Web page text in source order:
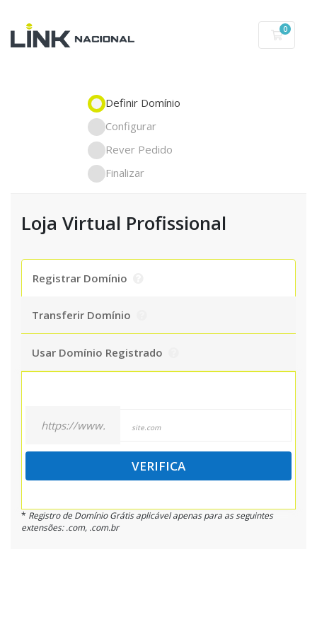
0
Definir Domínio
Configurar
Rever Pedido
Finalizar
Loja Virtual Profissional
Registrar Domínio
Transferir Domínio
Usar Domínio Registrado
https://www.
VERIFICA
* Registro de Domínio Grátis aplicável apenas para as seguintes
extensões: .com, .com.br